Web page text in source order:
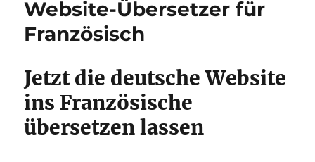
Website-Übersetzer für
Französisch
Jetzt die deutsche Website
ins Französische
übersetzen lassen